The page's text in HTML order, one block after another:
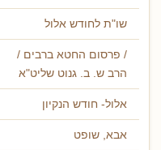
שו"ת לחודש אלול
/ פרסום החטא ברבים /
הרב ש. ב. גנוט שליט"א
אלול- חודש הנקיון
אבא, שופט